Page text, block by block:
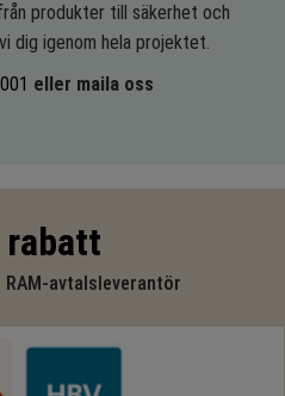
produkter till säkerhet och
dig igenom hela projektet.
eller maila oss
rabatt
RAM-avtalsleverantör